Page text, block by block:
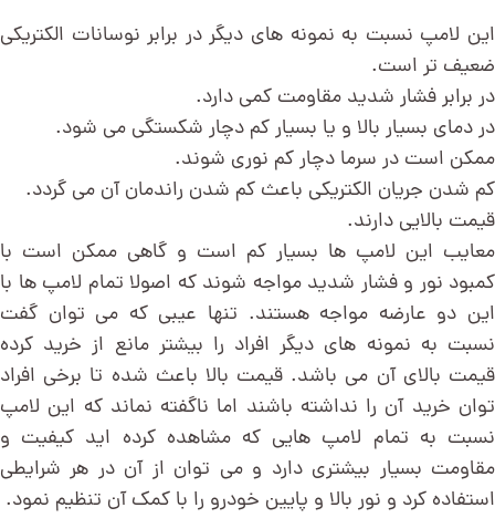
این لامپ نسبت به نمونه های دیگر در برابر نوسانات الکتریکی
ضعیف تر است.
در برابر فشار شدید مقاومت کمی دارد.
در دمای بسیار بالا و یا بسیار کم دچار شکستگی می شود.
ممکن است در سرما دچار کم نوری شوند.
کم شدن جریان الکتریکی باعث کم شدن راندمان آن می گردد.
قیمت بالایی دارند.
معایب این لامپ ها بسیار کم است و گاهی ممکن است با
کمبود نور و فشار شدید مواجه شوند که اصولا تمام لامپ ها با
این دو عارضه مواجه هستند. تنها عیبی که می توان گفت
نسبت به نمونه های دیگر افراد را بیشتر مانع از خرید کرده
قیمت بالای آن می باشد. قیمت بالا باعث شده تا برخی افراد
توان خرید آن را نداشته باشند اما ناگفته نماند که این لامپ
نسبت به تمام لامپ هایی که مشاهده کرده اید کیفیت و
مقاومت بسیار بیشتری دارد و می توان از آن در هر شرایطی
استفاده کرد و نور بالا و پایین خودرو را با کمک آن تنظیم نمود.